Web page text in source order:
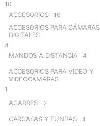
10
ACCESORIOS 10
ACCESORIOS PARA CÁMARAS
DIGITALES
4
MANDOS A DISTANCIA 4
ACCESORIOS PARA VÍDEO Y
VIDEOCÁMARAS
1
AGARRES 2
CARCASAS Y FUNDAS 4